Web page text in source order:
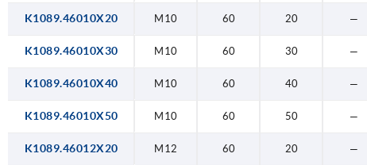
K1089.46010X20 M10 60 20 —
K1089.46010X30 M10 60 30 —
K1089.46010X40 M10 60 40 —
K1089.46010X50 M10 60 50 —
K1089.46012X20 M12 60 20 —